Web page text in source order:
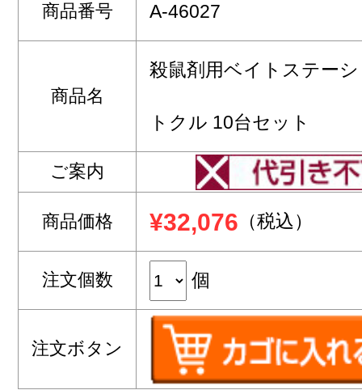
商品番号 A-46027
商品名
殺鼠剤用ベイトステー
トクル 10台セット
ご案内
商品価格 ¥32,076 （税込）
注文個数 個
注文ボタン